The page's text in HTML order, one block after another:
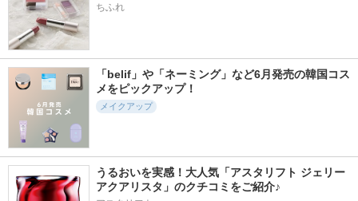
ちふれ
「belif」や「ネーミング」など6月発売の韓国コス
メをピックアップ！
メイクアップ
うるおいを実感！大人気「アスタリフト ジェリー
アクアリスタ」のクチコミをご紹介♪